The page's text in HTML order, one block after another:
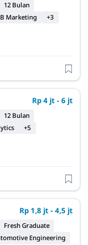
12 Bulan
Marketing +3
Rp 4 jt - 6 jt
12 Bulan
+5
Rp 1,8 jt - 4,5 jt
Fresh Graduate
Engineering